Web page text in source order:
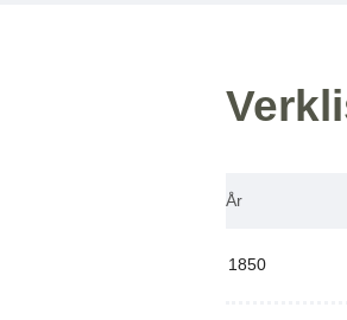
År
1850